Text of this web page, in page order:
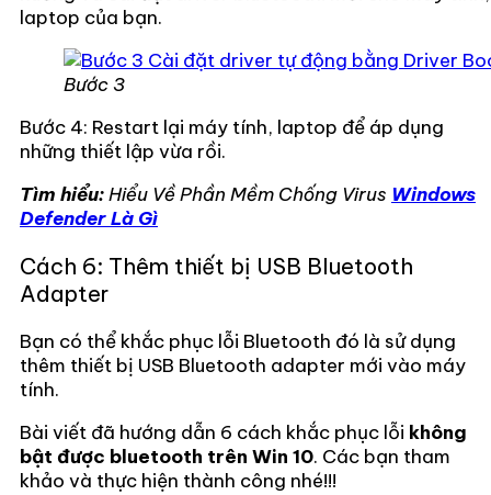
laptop của bạn.
Bước 3
Bước 4: Restart lại máy tính, laptop để áp dụng
những thiết lập vừa rồi.
Tìm hiểu:Hiểu Về Phần Mềm Chống Virus Windows
Defender Là Gì
Cách 6: Thêm thiết bị USB Bluetooth
Adapter
Bạn có thể khắc phục lỗi Bluetooth đó là sử dụng
thêm thiết bị USB Bluetooth adapter mới vào máy
tính.
Bài viết đã hướng dẫn 6 cách khắc phục lỗi không
bật được bluetooth trên Win 10. Các bạn tham
khảo và thực hiện thành công nhé!!!